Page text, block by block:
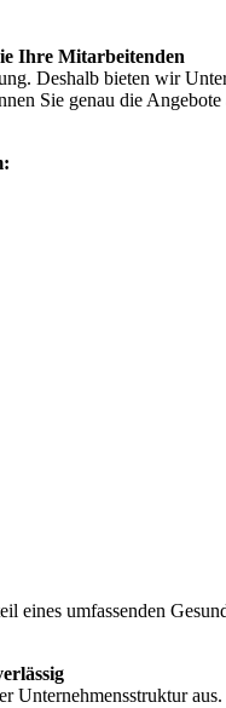
Ihre Mitarbeitenden
Deshalb bieten wir
Sie genau die
eines umfassenden
Unternehmensstruktur aus.